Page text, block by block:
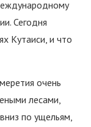
Сегодня
Кутаиси, и что
очень
лесами,
по ущельям,